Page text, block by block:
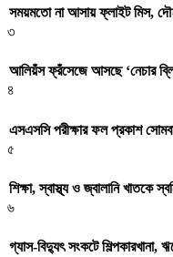
সময়মতো না আসায় ফ্লাইট মিস,
৩
আলিয়ঁস ফ্রঁসেজে আসছে ‘নেচার
৪
এসএসসি পরীক্ষার ফল প্রকাশ
৫
শিক্ষা, স্বাস্থ্য ও জ্বালানি খাতকে
৬
গ্যাস-বিদ্যুৎ সংকটে শিল্পকারখানা,